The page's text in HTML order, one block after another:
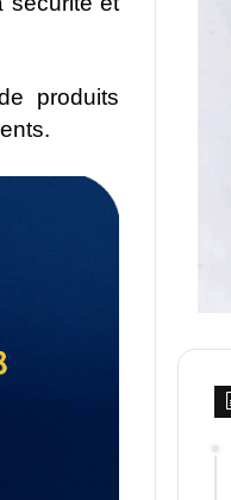
produits